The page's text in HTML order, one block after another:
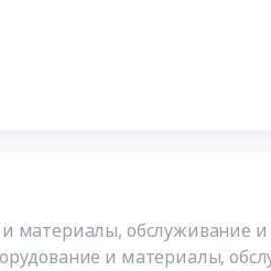
материалы, обслуживание
и материалы,